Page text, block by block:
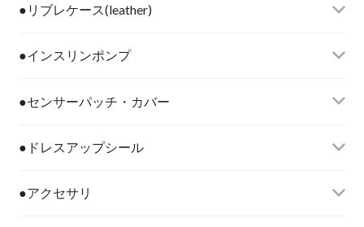
●リブレケース(leather)
●インスリンポンプ
●センサーパッチ・カバー
●ドレスアップシール
●アクセサリ